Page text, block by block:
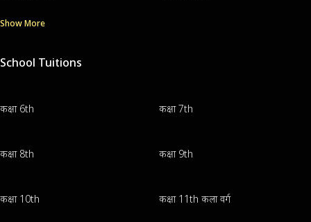
Show More
School Tuitions
कक्षा 6th कक्षा 7th
कक्षा 8th कक्षा 9th
कक्षा 10th कक्षा 11th कला वर्ग